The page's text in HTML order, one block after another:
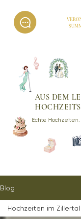
AUS DEM
Echte Hochzeiten.
Blog
Hochzeiten im Zillertal